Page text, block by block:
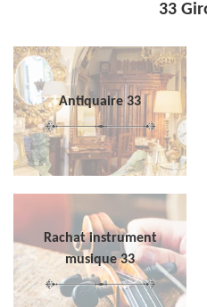
33
Antiquaire 33
Rachat instrument
musique 33